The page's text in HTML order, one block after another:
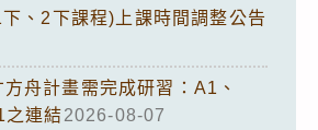
、2下課程)上課時間調整公告
舟計畫需完成研習：A1、
連結2026-08-07